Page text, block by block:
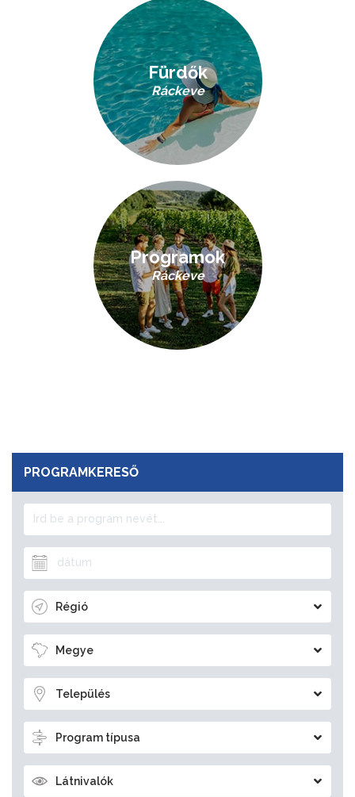
Fürdők
Ráckeve
Programok
Ráckeve
PROGRAMKERESŐ
Régió
Megye
Település
Program típusa
Látnivalók